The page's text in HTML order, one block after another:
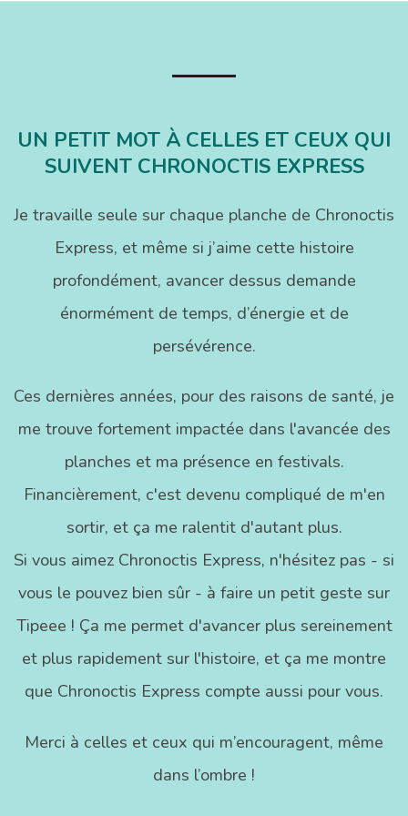
UN PETIT MOT À CELLES ET CEUX QUI
SUIVENT CHRONOCTIS EXPRESS
Je travaille seule sur chaque planche de Chronoctis
Express, et même si j’aime cette histoire
profondément, avancer dessus demande
énormément de temps, d’énergie et de
persévérence.
Ces dernières années, pour des raisons de santé, je
me trouve fortement impactée dans l'avancée des
planches et ma présence en festivals.
Financièrement, c'est devenu compliqué de m'en
sortir, et ça me ralentit d'autant plus.
Si vous aimez Chronoctis Express, n'hésitez pas - si
vous le pouvez bien sûr - à faire un petit geste sur
Tipeee ! Ça me permet d'avancer plus sereinement
et plus rapidement sur l'histoire, et ça me montre
que Chronoctis Express compte aussi pour vous.
Merci à celles et ceux qui m’encouragent, même
dans l’ombre !